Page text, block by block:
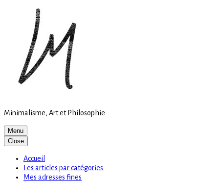
Minimalisme, Art et Philosophie
Menu
Close
Accueil
Les articles par catégories
Mes adresses fines